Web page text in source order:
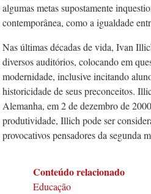
algumas metas supostamente
contemporânea, como a igualdade
Nas últimas décadas de vida, Ivan
diversos auditórios, colocando em
modernidade, inclusive incitando
historicidade de seus preconceitos.
Alemanha, em 2 de dezembro de
produtividade, Illich pode ser
provocativos pensadores da segunda
Conteúdo relacionado
Educação